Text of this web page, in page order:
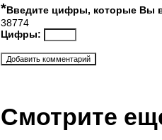
*Введите цифры, которые Вы
38774
Цифры:
Смотрите